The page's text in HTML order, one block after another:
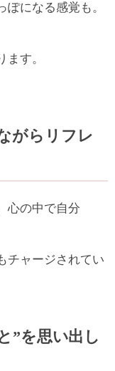
になる感覚も。
す。
がらリフレ
心の中で自分
チャージされてい
”を思い出し